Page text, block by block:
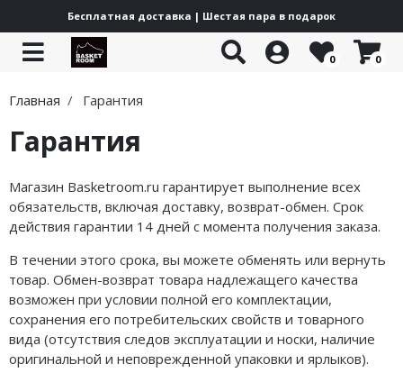
Бесплатная доставка | Шестая пара в подарок
0 0
Главная Гарантия
Гарантия
Магазин Basketroom.ru гарантирует выполнение всех
обязательств, включая доставку, возврат-обмен. Срок
действия гарантии 14 дней с момента получения заказа.
В течении этого срока, вы можете обменять или вернуть
товар. Обмен-возврат товара надлежащего качества
возможен при условии полной его комплектации,
сохранения его потребительских свойств и товарного
вида (отсутствия следов эксплуатации и носки, наличие
оригинальной и неповрежденной упаковки и ярлыков).
Все товары
Air Jordan
Все товары
Jordan Trunner
Jordan Heir
Jordan Mars
Jordan Spizike
Jordan Stadium
Jordan Courtside
Jordan Westbrook
Jordan Luka
Nike
Все товары
Nike Lifestyle
Nike x Off White
Nike Air Flight 89
Nike Force 58 SB
Nike Mind 002
Nike Air Force
Nike Cortez
Nike Vomero
adidas
Все товары
adidas Lifestyle
adidas Basketball
adidas x Pharrell
adidas Climacool
adidas Wonder Runner
adidas Superstar
adidas Adimatic
adidas Bermuda
Puma
Все товары
Puma Lifestyle
Puma Basketball
PUMA Scoot Zero
Puma LaMelo
PUMA Hali
Puma MB 04
Puma MB 03
Каталог
YEEZY
Все товары
Yeezy Boost 350
Yeezy Boost 380
Yeezy Boost 700
Yeezy Foam Runner
Off-White
Все товары
Off-White ODSY
Off-White Out Of Office
New Balance
Все товары
New Balance 2000
New Balance 9060
New Balance 1906
New Balance 1000
New Balance 204
New Balance 530
New Balance 740
Under Armour
Все товары
Баскетбольная форма
Куртки